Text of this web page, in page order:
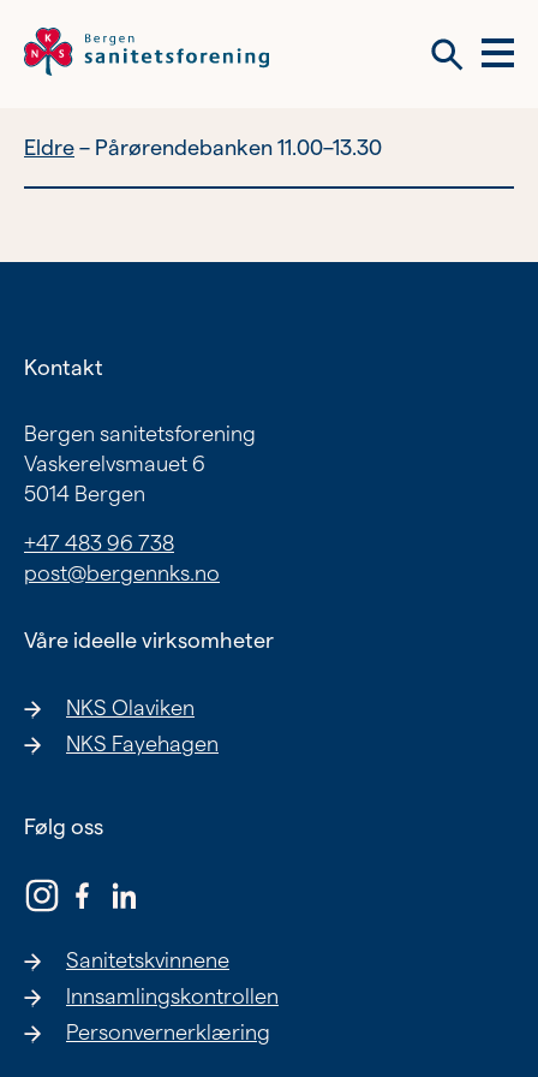
Meny
Vil du bli frivillig? Om tilbudene våre
Nyhetsbrev
Om tilbudene våre
Kvinnehelse
Ung
Om oss
Siste nytt
Eldre Pårørendebanken 11.00–13.30
Kontakt
Bergen sanitetsforening
Vaskerelvsmauet 6
5014 Bergen
+47 483 96 738
post@bergennks.no
Våre ideelle virksomheter
NKS Olaviken
NKS Fayehagen
Følg oss
Sanitetskvinnene
Innsamlingskontrollen
Personvernerklæring